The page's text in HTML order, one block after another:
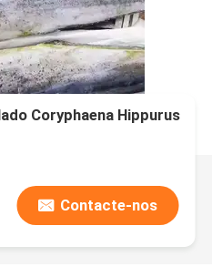
Coryphaena Hippurus
Contacte-nos